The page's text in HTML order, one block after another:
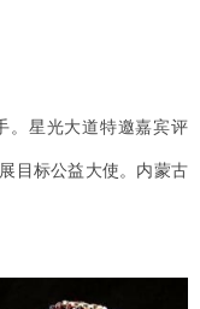
。星光大道特邀嘉宾评
目标公益大使。内蒙古